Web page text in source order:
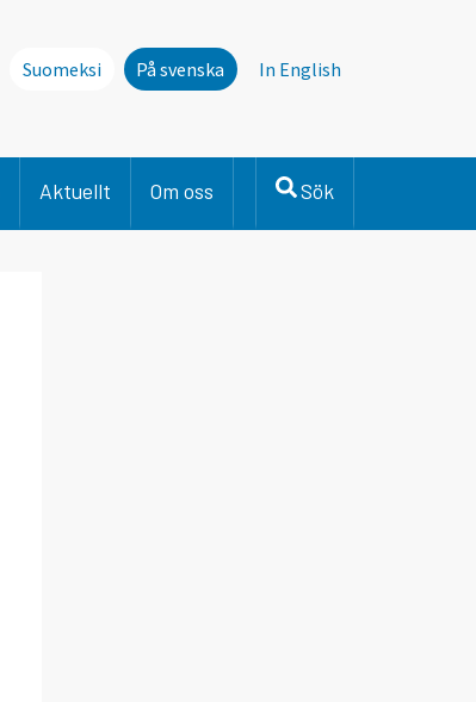
Suomeksi På svenska In English
Aktuellt Om oss Sök